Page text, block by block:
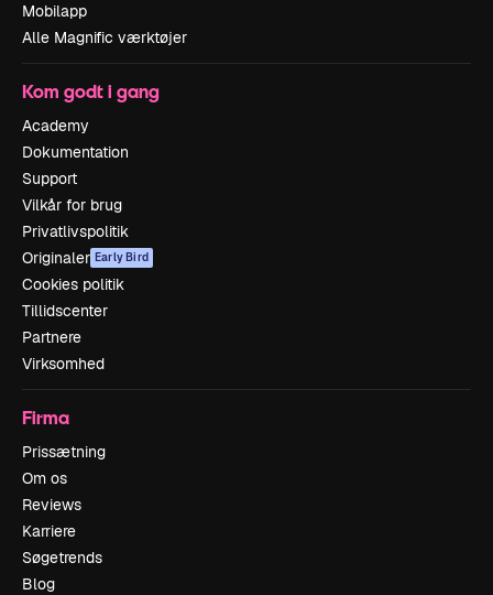
Mobilapp
Alle Magnific værktøjer
Kom godt i gang
Academy
Dokumentation
Support
Vilkår for brug
Privatlivspolitik
Originaler Early Bird
Cookies politik
Tillidscenter
Partnere
Virksomhed
Firma
Prissætning
Om os
Reviews
Karriere
Søgetrends
Blog